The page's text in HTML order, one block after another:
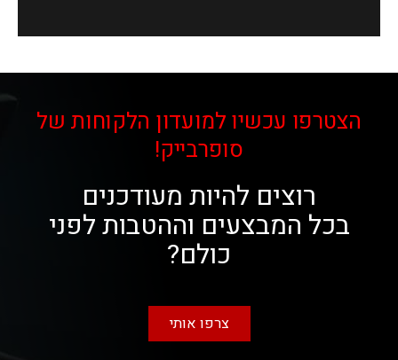
הצטרפו עכשיו למועדון הלקוחות של
סופרבייק!
רוצים להיות מעודכנים
בכל המבצעים וההטבות לפני
כולם?
צרפו אותי